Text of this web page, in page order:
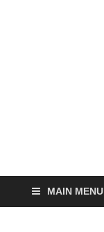
MAIN MENU